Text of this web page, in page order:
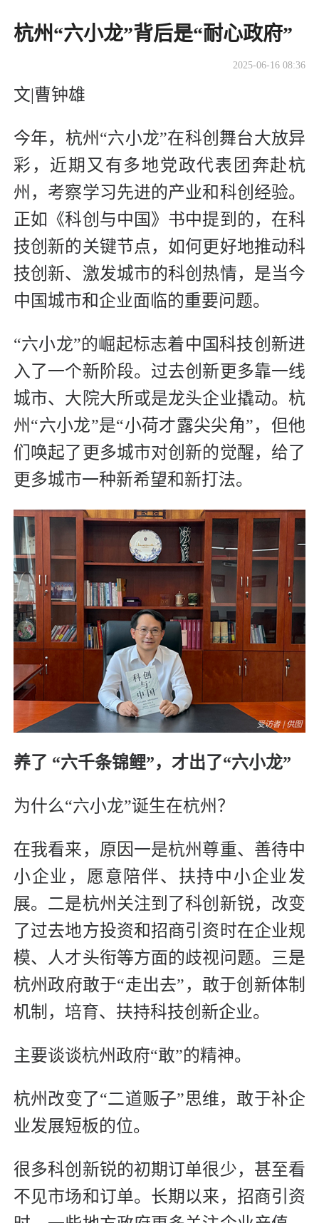
杭州“六小龙”背后是“耐心政府”
2025-06-16 08:36
文|曹钟雄
今年，杭州“六小龙”在科创舞台大放异
彩，近期又有多地党政代表团奔赴杭
州，考察学习先进的产业和科创经验。
正如《科创与中国》书中提到的，在科
技创新的关键节点，如何更好地推动科
技创新、激发城市的科创热情，是当今
中国城市和企业面临的重要问题。
“六小龙”的崛起标志着中国科技创新进
入了一个新阶段。过去创新更多靠一线
城市、大院大所或是龙头企业撬动。杭
州“六小龙”是“小荷才露尖尖角”，但他
们唤起了更多城市对创新的觉醒，给了
更多城市一种新希望和新打法。
养了 “六千条锦鲤”， 才出了“六小龙”
为什么“六小龙”诞生在杭州？
在我看来，原因一是杭州尊重、善待中
小企业，愿意陪伴、扶持中小企业发
展。二是杭州关注到了科创新锐，改变
了过去地方投资和招商引资时在企业规
模、人才头衔等方面的歧视问题。三是
杭州政府敢于“走出去”，敢于创新体制
机制，培育、扶持科技创新企业。
主要谈谈杭州政府“敢”的精神。
杭州改变了“二道贩子”思维，敢于补企
业发展短板的位。
很多科创新锐的初期订单很少，甚至看
不见市场和订单。长期以来，招商引资